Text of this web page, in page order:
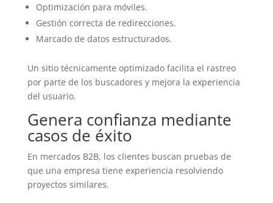
Optimización para móviles.
Gestión correcta de redirecciones.
Marcado de datos estructurados.
Un sitio técnicamente optimizado facilita el rastreo
por parte de los buscadores y mejora la experiencia
del usuario.
Genera confianza mediante
casos de éxito
En mercados B2B, los clientes buscan pruebas de
que una empresa tiene experiencia resolviendo
proyectos similares.